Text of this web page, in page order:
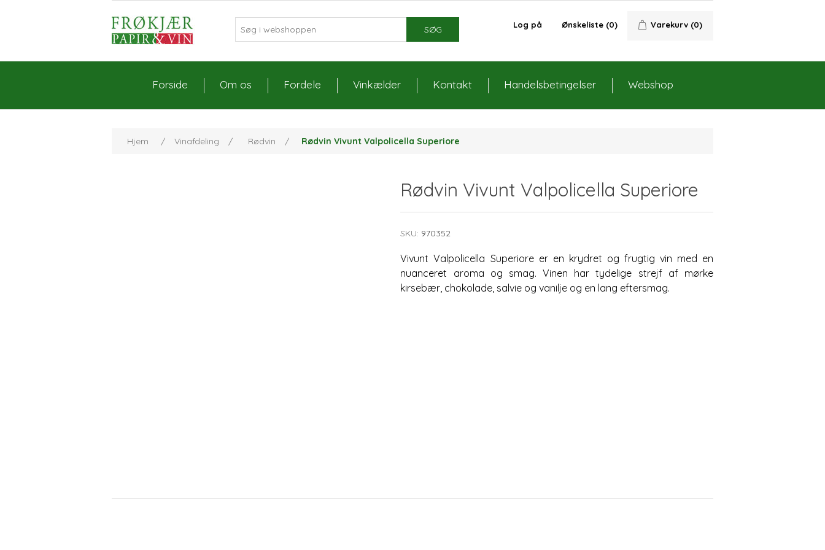
SØG Log på Ønskeliste (0) Varekurv (0)
Forside Om os Fordele Vinkælder Kontakt Handelsbetingelser Webshop
Hjem / Vinafdeling / Rødvin / Rødvin Vivunt Valpolicella Superiore
Rødvin Vivunt Valpolicella Superiore
SKU: 970352
Vivunt Valpolicella Superiore er en krydret og frugtig vin med en
nuanceret aroma og smag. Vinen har tydelige strejf af mørke
kirsebær, chokolade, salvie og vanilje og en lang eftersmag.